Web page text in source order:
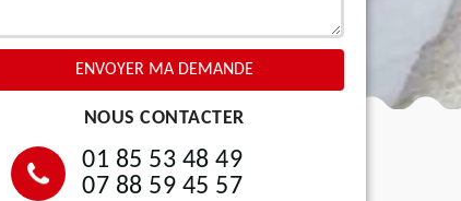
NOUS CONTACTER
01 85 53 48 49
07 88 59 45 57